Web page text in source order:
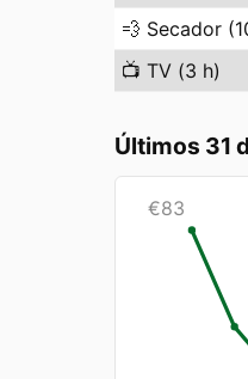
💨 Secador
📺 TV (3 h)
Últimos 31
€83